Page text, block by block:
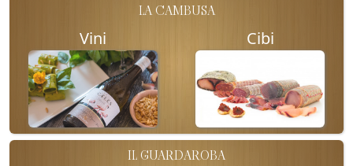
LA CAMBUSA
Vini Cibi
IL GUARDAROBA